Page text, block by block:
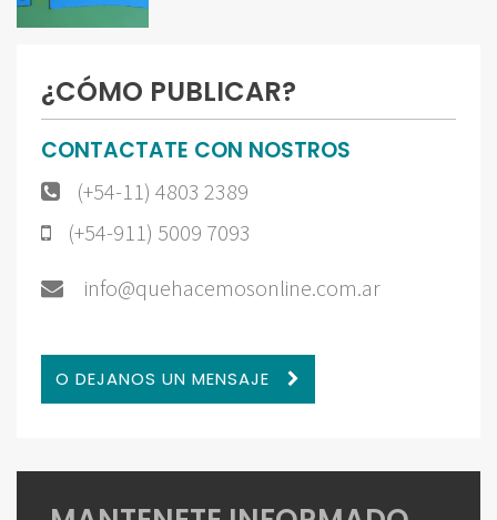
¿CÓMO PUBLICAR?
CONTACTATE CON NOSTROS
(+54-11) 4803 2389
(+54-911) 5009 7093
info@quehacemosonline.com.ar
O DEJANOS UN MENSAJE